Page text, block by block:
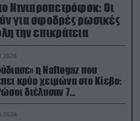
Ντνιπροπετρόφσκ: Οι
για σφοδρές ρωσικές
την επικράτεια
η Naftogaz που
κρύο χειμώνα στο Κίεβο:
διέλυσαν 7
του ουκρανικού